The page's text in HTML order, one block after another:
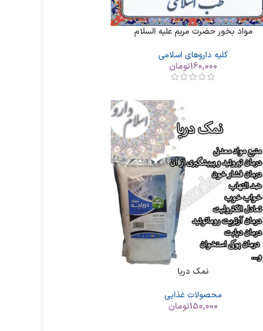
مواد بخور حضرت مریم علیه السلام
کلیه داروهای اسلامی
160,000تومان
نمک دریا
محصولات غذایی
150,000تومان